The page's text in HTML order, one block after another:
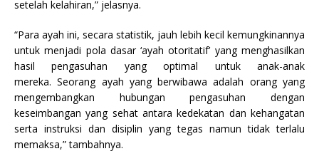
setelah kelahiran,” jelasnya.
“Para ayah ini, secara statistik, jauh lebih kecil kemungkinannya
untuk menjadi pola dasar ‘ayah otoritatif’ yang menghasilkan
hasil pengasuhan yang optimal untuk anak-anak
mereka. Seorang ayah yang berwibawa adalah orang yang
mengembangkan hubungan pengasuhan dengan
keseimbangan yang sehat antara kedekatan dan kehangatan
serta instruksi dan disiplin yang tegas namun tidak terlalu
memaksa,” tambahnya.